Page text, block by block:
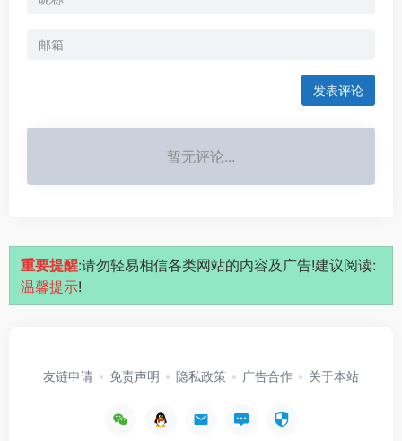
发表评论
暂无评论...
重要提醒:请勿轻易相信各类网站的内容及广告!建议阅读:
温馨提示!
友链申请 免责声明 隐私政策 广告合作 关于本站